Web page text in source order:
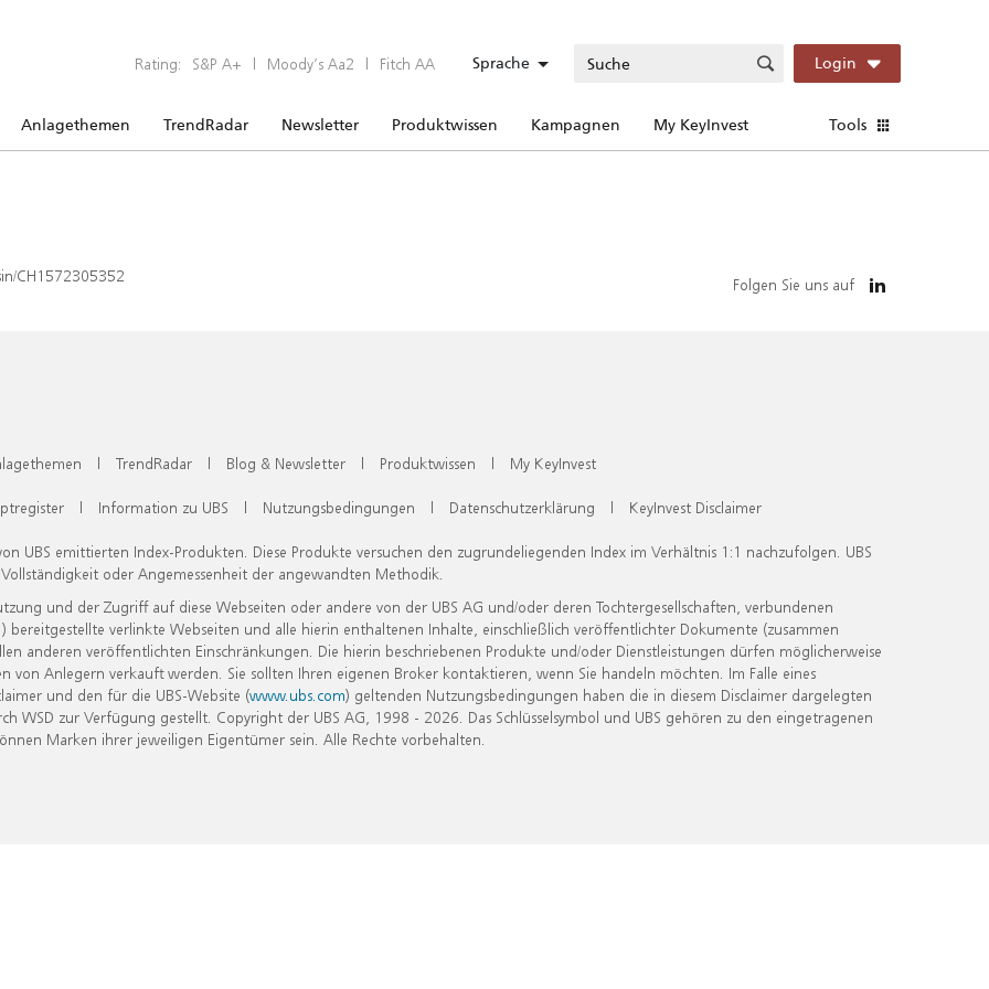
Rating: S&P A+ | Moody’s Aa2 | Fitch AA Sprache Login
Anlagethemen TrendRadar Newsletter Produktwissen Kampagnen My KeyInvest Tools
CH1572305352 Folgen Sie uns auf
| TrendRadar | Blog & Newsletter | Produktwissen | My KeyInvest
| Information zu UBS | Nutzungsbedingungen | Datenschutzerklärung | KeyInvest Disclaimer
UBS emittierten Index-Produkten. Diese Produkte versuchen den zugrundeliegenden Index im Verhältnis 1:1 nachzufolgen. UBS
oder Angemessenheit der angewandten Methodik.
und der Zugriff auf diese Webseiten oder andere von der UBS AG und/oder deren Tochtergesellschaften, verbundenen
verlinkte Webseiten und alle hierin enthaltenen Inhalte, einschließlich veröffentlichter Dokumente (zusammen
anderen veröffentlichten Einschränkungen. Die hierin beschriebenen Produkte und/oder Dienstleistungen dürfen möglicherweise
Anlegern verkauft werden. Sie sollten Ihren eigenen Broker kontaktieren, wenn Sie handeln möchten. Im Falle eines
und den für die UBS-Website (www.ubs.com) geltenden Nutzungsbedingungen haben die in diesem Disclaimer dargelegten
zur Verfügung gestellt. Copyright der UBS AG, 1998 - 2026. Das Schlüsselsymbol und UBS gehören zu den eingetragenen
Marken ihrer jeweiligen Eigentümer sein. Alle Rechte vorbehalten.